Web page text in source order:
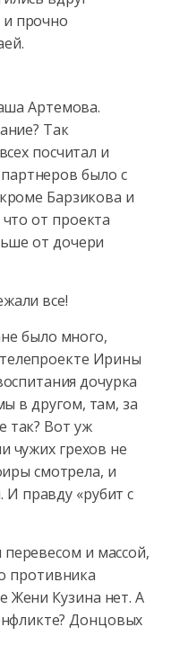
прочно
Артемова.
Так
посчитал и
было с
Барзикова и
от проекта
от дочери
все!
было много,
Ирины
дочурка
в другом, там, за
так? Вот уж
чужих грехов не
смотрела, и
И правду «рубит с
и массой,
противника
Жени Кузина нет. А
Донцовых